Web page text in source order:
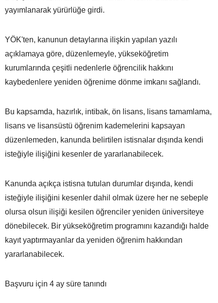
yayımlanarak yürürlüğe girdi.
YÖK'ten, kanunun detaylarına ilişkin yapılan yazılı
açıklamaya göre, düzenlemeyle, yükseköğretim
kurumlarında çeşitli nedenlerle öğrencilik hakkını
kaybedenlere yeniden öğrenime dönme imkanı sağlandı.
Bu kapsamda, hazırlık, intibak, ön lisans, lisans tamamlama,
lisans ve lisansüstü öğrenim kademelerini kapsayan
düzenlemeden, kanunda belirtilen istisnalar dışında kendi
isteğiyle ilişiğini kesenler de yararlanabilecek.
Kanunda açıkça istisna tutulan durumlar dışında, kendi
isteğiyle ilişiğini kesenler dahil olmak üzere her ne sebeple
olursa olsun ilişiği kesilen öğrenciler yeniden üniversiteye
dönebilecek. Bir yükseköğretim programını kazandığı halde
kayıt yaptırmayanlar da yeniden öğrenim hakkından
yararlanabilecek.
Başvuru için 4 ay süre tanındı